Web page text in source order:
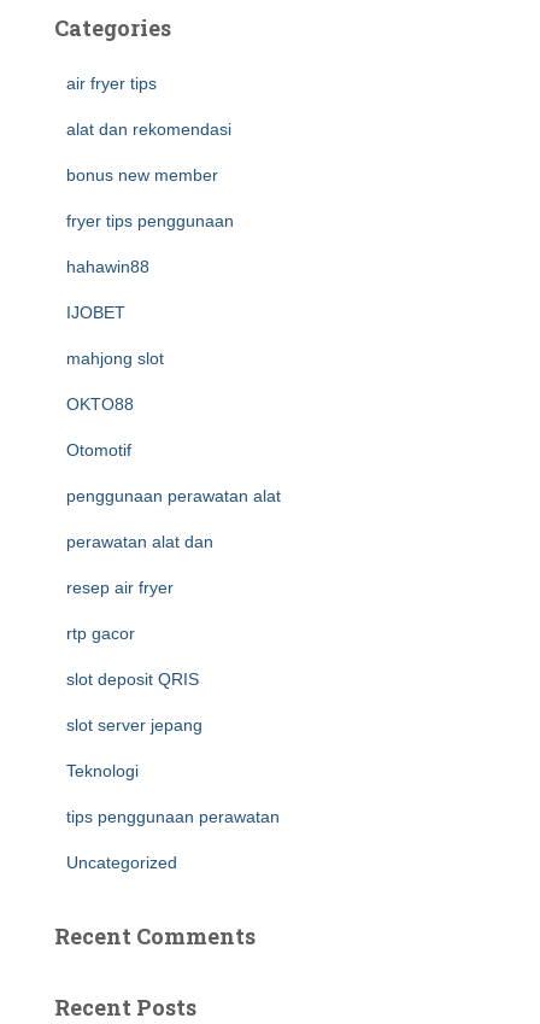
Categories
air fryer tips
alat dan rekomendasi
bonus new member
fryer tips penggunaan
hahawin88
IJOBET
mahjong slot
OKTO88
Otomotif
penggunaan perawatan alat
perawatan alat dan
resep air fryer
rtp gacor
slot deposit QRIS
slot server jepang
Teknologi
tips penggunaan perawatan
Uncategorized
Recent Comments
Recent Posts